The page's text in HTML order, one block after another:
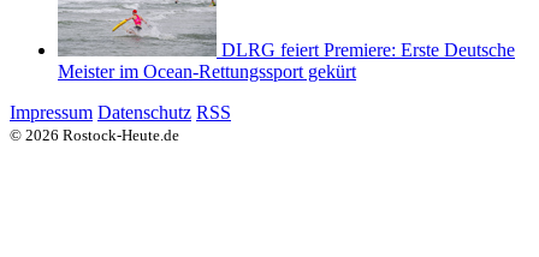
DLRG feiert Premiere: Erste Deutsche
Meister im Ocean-Rettungssport gekürt
Impressum Datenschutz RSS
© 2026 Rostock-Heute.de